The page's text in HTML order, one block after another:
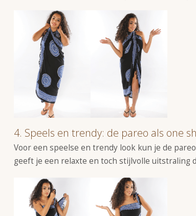
4. Speels en trendy: de pareo als one
Voor een speelse en trendy look kun je de
geeft je een relaxte en toch stijlvolle uitstraling